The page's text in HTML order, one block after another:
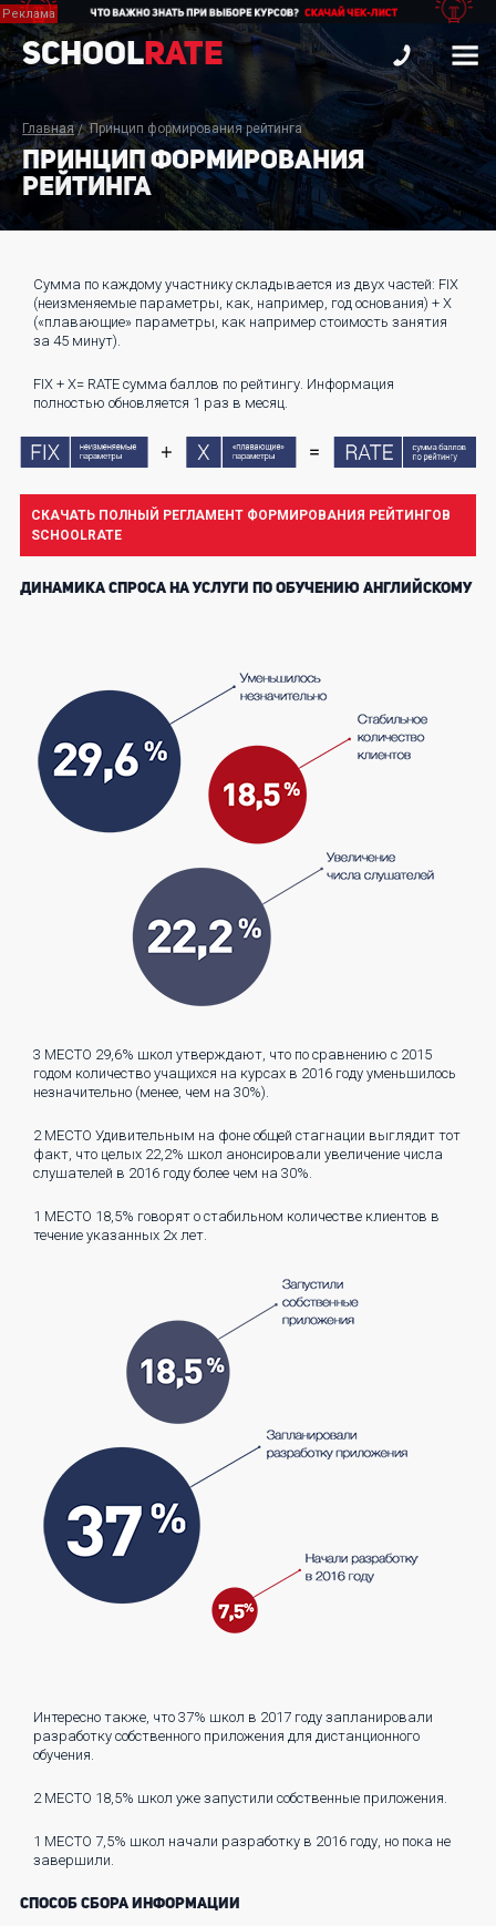
School Rate
Главная Принцип формирования рейтинга
ПРИНЦИП ФОРМИРОВАНИЯ
РЕЙТИНГА
Сумма по каждому участнику складывается из двух частей: FIX
(неизменяемые параметры, как, например, год основания) + Х
(«плавающие» параметры, как например стоимость занятия
за 45 минут).
FIX + X= RATE сумма баллов по рейтингу. Информация
полностью обновляется 1 раз в месяц.
СКАЧАТЬ ПОЛНЫЙ РЕГЛАМЕНТ ФОРМИРОВАНИЯ РЕЙТИНГОВ
SCHOOLRATE
ДИНАМИКА СПРОСА НА УСЛУГИ ПО ОБУЧЕНИЮ АНГЛИЙСКОМУ
3 МЕСТО 29,6% школ утверждают, что по сравнению с 2015
годом количество учащихся на курсах в 2016 году уменьшилось
незначительно (менее, чем на 30%).
2 МЕСТО Удивительным на фоне общей стагнации выглядит тот
факт, что целых 22,2% школ анонсировали увеличение числа
слушателей в 2016 году более чем на 30%.
1 МЕСТО 18,5% говорят о стабильном количестве клиентов в
течение указанных 2х лет.
Интересно также, что 37% школ в 2017 году запланировали
разработку собственного приложения для дистанционного
обучения.
2 МЕСТО 18,5% школ уже запустили собственные приложения.
1 МЕСТО 7,5% школ начали разработку в 2016 году, но пока не
завершили.
СПОСОБ СБОРА ИНФОРМАЦИИ